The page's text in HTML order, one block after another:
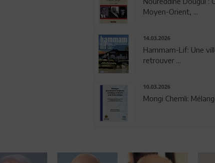
Moyen-Orient, ...
14.03.2026
Hammam-Lif: Une
retrouver ...
10.03.2026
Mongi Chemli: